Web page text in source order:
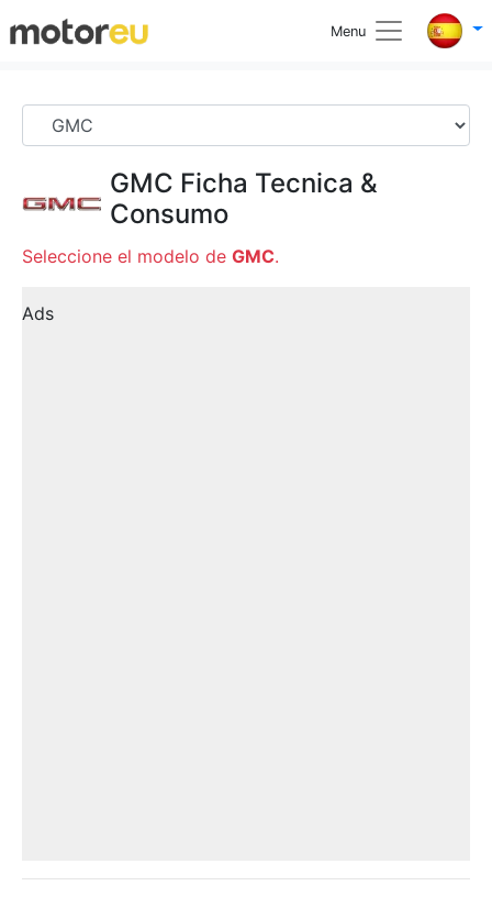
Menu
GMC Ficha Tecnica &
Consumo
Seleccione el modelo de GMC.
Ads